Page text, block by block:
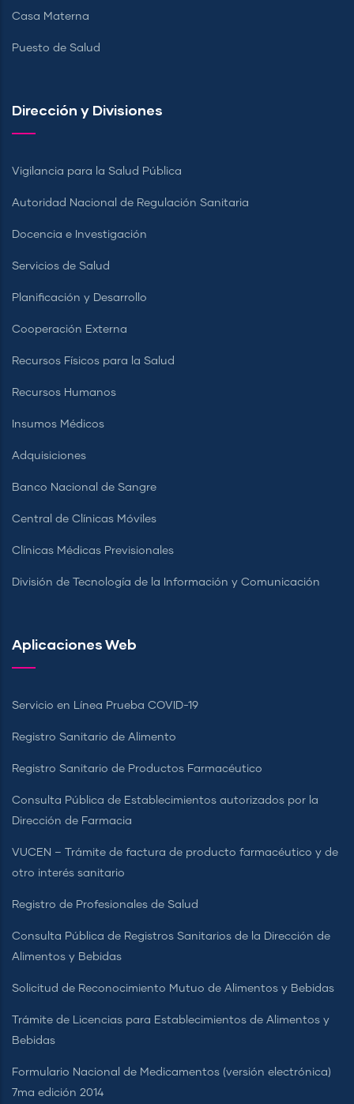
Casa Materna
Puesto de Salud
Dirección y Divisiones
Vigilancia para la Salud Pública
Autoridad Nacional de Regulación Sanitaria
Docencia e Investigación
Servicios de Salud
Planificación y Desarrollo
Cooperación Externa
Recursos Físicos para la Salud
Recursos Humanos
Insumos Médicos
Adquisiciones
Banco Nacional de Sangre
Central de Clínicas Móviles
Clínicas Médicas Previsionales
División de Tecnología de la Información y Comunicación
Aplicaciones Web
Servicio en Línea Prueba COVID-19
Registro Sanitario de Alimento
Registro Sanitario de Productos Farmacéutico
Consulta Pública de Establecimientos autorizados por la
Dirección de Farmacia
VUCEN – Trámite de factura de producto farmacéutico y de
otro interés sanitario
Registro de Profesionales de Salud
Consulta Pública de Registros Sanitarios de la Dirección de
Alimentos y Bebidas
Solicitud de Reconocimiento Mutuo de Alimentos y Bebidas
Trámite de Licencias para Establecimientos de Alimentos y
Bebidas
Formulario Nacional de Medicamentos (versión electrónica)
7ma edición 2014